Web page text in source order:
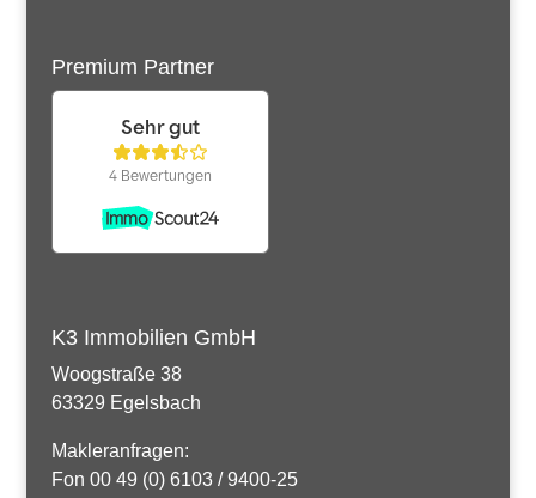
Premium Partner
K3 Immobilien GmbH
Woogstraße 38
63329 Egelsbach
Makleranfragen:
Fon 00 49 (0) 6103 / 9400-25